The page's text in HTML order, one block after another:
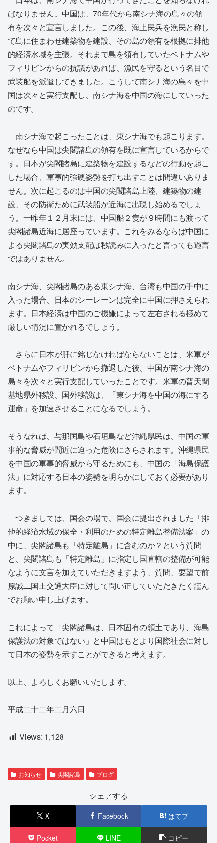
ばなりません。中国は、70年代から南シナ海の島々の領
有を次々と宣言しました。この後、海上民兵を漁民と称し
て島に住まわせ建築物を建設、その島の領有を根拠に排他
的経済水域を主張。それまで島を領有していたベトナムや
フィリピンからの抗議があれば、漁民を守るという名目で
武装船を派遣してきました。こうして南シナ海の島々を中
国は次々と実行支配し、南シナ海を中国の海にしていった
のです。
南シナ海で起こったことは、東シナ海でも起こります。
なぜなら中国は尖閣諸島の領有を既に宣言しているからで
す。日本が尖閣諸島に建築物を建設するなどの行動を起こ
した場合、軍事的強硬姿勢を打ち出すことは間違いありま
せん。次に起こるのは中国の尖閣諸島上陸、建築物の建
設、その防衛ために武装船が近海に出現し始めるでしょ
う。一昨年１２月末には、中国船２隻が９時間にも渡って
尖閣諸島近海に居座っています。これをみるならば中国に
よる尖閣諸島の実効支配は秒読みに入ったと言っても過言
ではありません。
南シナ海、尖閣諸島のある東シナ海、台湾も中国の手中に
入った場合、日本のシーレーンは完全に中国に押さえられ
ます。日本経済は中国のご機嫌によって左右される極めて
厳しい情況に置かれるでしょう。
さらに日本が肝に銘じなければならないことは、米軍が
ベトナムやフィリピンから撤退した後、中国が南シナ海の
島々を次々と実行支配していったことです。米軍の普天間
基地県外移設、国外移設は、「東シナ海を中国の海にする
運命」を加速させることになるでしょう。
そうなれば、与那国島や石垣島など沖縄県民は、中国の軍
事的な脅威が間近に迫った危険にさらされます。沖縄県民
を中国の軍事的脅威から守るためにも、中国の「海島保護
法」に対応する日本の姿勢を明らかにしておく必要があり
ます。
つきましては、国会の場で、国会に提出されました「排
他的経済水域の保全・利用のための特定離島整備法案」の
中に、尖閣諸島も「特定離島」に含むのか？という質問
と、尖閣諸島も「特定離島」に指定し国直轄の整備が可能
なように文言を加えていただきますよう、質問、要望で前
原誠二国土交通大臣に対して問い正していただきたく謹ん
でお願い申し上げます。
これによって「尖閣諸島は、日本固有の領土であり、海島
保護法の対象ではない」と中国はもとより国際社会に対し
て日本の姿勢を示すことができると考えます。
以上、よろしくお願いいたします。
平成二十二年二月六日
Views: 1,128
お知らせ 尖閣諸島 ブログ
シェアする
X Facebook はてブ
Pocket LINE コピー